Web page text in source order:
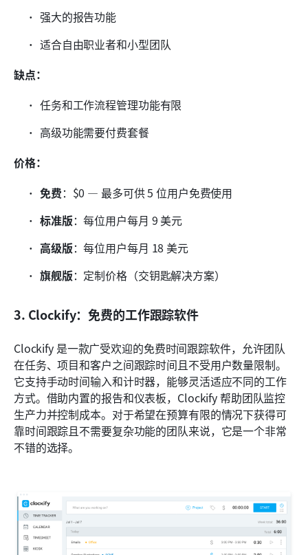
强大的报告功能
适合自由职业者和小型团队
缺点：
任务和工作流程管理功能有限
高级功能需要付费套餐
价格：
免费：$0 — 最多可供 5 位用户免费使用
标准版：每位用户每月 9 美元
高级版：每位用户每月 18 美元
旗舰版：定制价格（交钥匙解决方案）
3. Clockify：免费的工作跟踪软件
Clockify 是一款广受欢迎的免费时间跟踪软件，允许团队
在任务、项目和客户之间跟踪时间且不受用户数量限制。
它支持手动时间输入和计时器，能够灵活适应不同的工作
方式。借助内置的报告和仪表板，Clockify 帮助团队监控
生产力并控制成本。对于希望在预算有限的情况下获得可
靠时间跟踪且不需要复杂功能的团队来说，它是一个非常
不错的选择。